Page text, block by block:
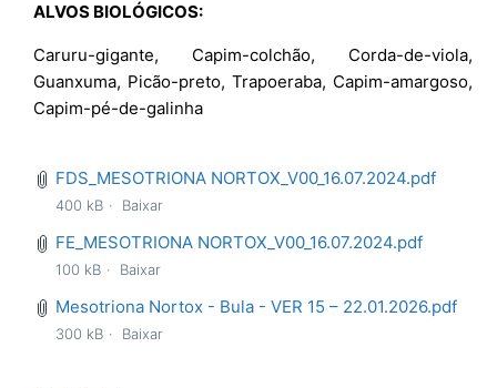
ALVOS BIOLÓGICOS:
Caruru-gigante, Capim-colchão, Corda-de-viola,
Guanxuma, Picão-preto, Trapoeraba, Capim-amargoso,
Capim-pé-de-galinha
FDS_MESOTRIONA NORTOX_V00_16.07.2024.pdf
400 kB Baixar
FE_MESOTRIONA NORTOX_V00_16.07.2024.pdf
100 kB Baixar
Mesotriona Nortox - Bula - VER 15 – 22.01.2026.pdf
300 kB Baixar